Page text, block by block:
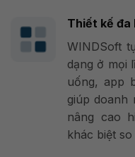
Thiết kế đa
WINDSoft
dạng ở mọi
uống, app
giúp doanh
nâng cao
khác biệt